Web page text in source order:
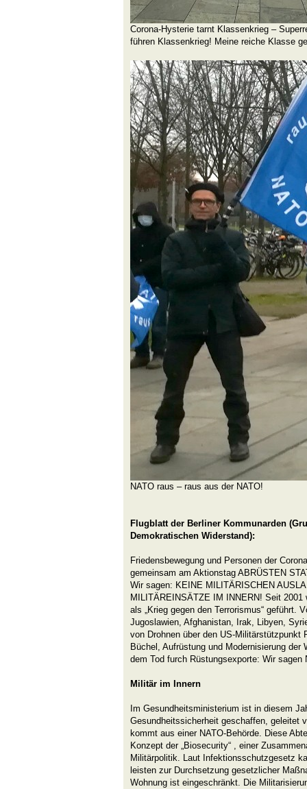
Corona-Hysterie tarnt Klassenkrieg –
führen Klassenkrieg! Meine reiche Klasse
NATO raus – raus aus der NATO!
Flugblatt der Berliner Kommunarden
Demokratischen Widerstand):
Friedensbewegung und Personen der
gemeinsam am Aktionstag ABRÜSTEN
Wir sagen: KEINE MILITÄRISCHEN
MILITÄREINSÄTZE IM INNERN! Seit 2001
als „Krieg gegen den Terrorismus“ geführt.
Jugoslawien, Afghanistan, Irak, Libyen,
von Drohnen über den US-Militärstützpunkt
Büchel, Aufrüstung und Modernisierung
dem Tod furch Rüstungsexporte: Wir sagen
Militär im Innern
Im Gesundheitsministerium ist in diesem
Gesundheitssicherheit geschaffen, geleitet
kommt aus einer NATO-Behörde. Diese
Konzept der „Biosecurity“ , einer
Militärpolitik. Laut Infektionsschutzgesetz
leisten zur Durchsetzung gesetzlicher
Wohnung ist eingeschränkt. Die